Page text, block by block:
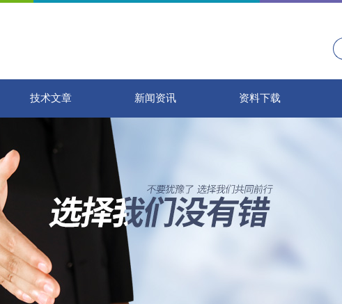
技术文章 新闻资讯 资料下载